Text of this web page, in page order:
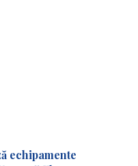
echipamente